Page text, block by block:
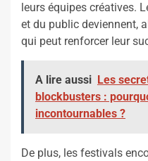
leurs équipes créatives.
et du public deviennent,
qui peut renforcer leur
A lire aussi Les
blockbusters :
incontournables ?
De plus, les festivals